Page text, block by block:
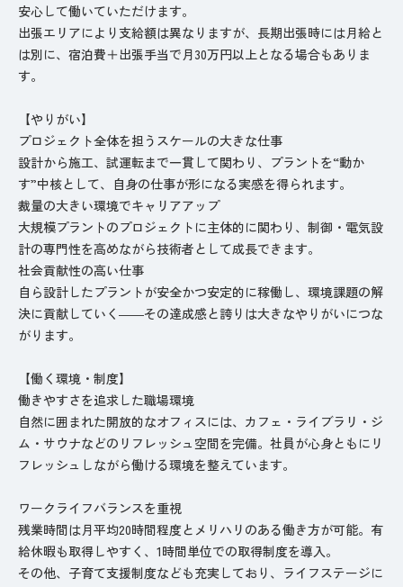
安心して働いていただけます。
出張エリアにより支給額は異なりますが、長期出張時には月給と
は別に、宿泊費＋出張手当で月30万円以上となる場合もありま
す。
【やりがい】
プロジェクト全体を担うスケールの大きな仕事
設計から施工、試運転まで一貫して関わり、プラントを“動か
す”中核として、自身の仕事が形になる実感を得られます。
裁量の大きい環境でキャリアアップ
大規模プラントのプロジェクトに主体的に関わり、制御・電気設
計の専門性を高めながら技術者として成長できます。
社会貢献性の高い仕事
自ら設計したプラントが安全かつ安定的に稼働し、環境課題の解
決に貢献していく――その達成感と誇りは大きなやりがいにつな
がります。
【働く環境・制度】
働きやすさを追求した職場環境
自然に囲まれた開放的なオフィスには、カフェ・ライブラリ・ジ
ム・サウナなどのリフレッシュ空間を完備。社員が心身ともにリ
フレッシュしながら働ける環境を整えています。
ワークライフバランスを重視
残業時間は月平均20時間程度とメリハリのある働き方が可能。有
給休暇も取得しやすく、1時間単位での取得制度を導入。
その他、子育て支援制度なども充実しており、ライフステージに